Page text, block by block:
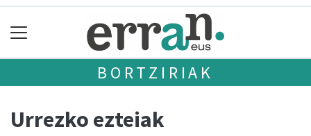
BORTZIRIAK
Urrezko ezteiak